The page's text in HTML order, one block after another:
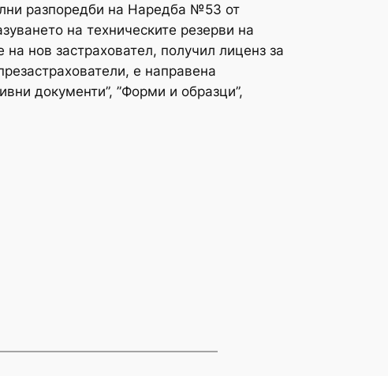
разпоредби на Наредба №53 от
на техническите резерви на
нов застраховател, получил лиценз за
е направена
документи”, ”Форми и образци”,